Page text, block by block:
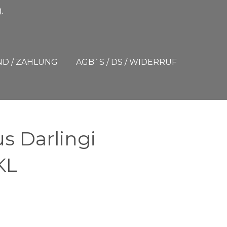
/ ZAHLUNG AGB´S / DS / WIDERRUF
Darlingi